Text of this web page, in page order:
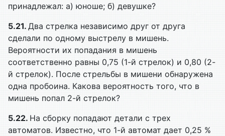
принадлежал: а) юноше; б) девушке?
5.21. Два стрелка независимо друг от друга
сделали по одному выстрелу в мишень.
Вероятности их попадания в мишень
соответственно равны 0,75 (1-й стрелок) и 0,80 (2-
й стрелок). После стрельбы в мишени обнаружена
одна пробоина. Какова вероятность того, что в
мишень попал 2-й стрелок?
5.22. На сборку попадают детали с трех
автоматов. Известно, что 1-й автомат дает 0,25 %